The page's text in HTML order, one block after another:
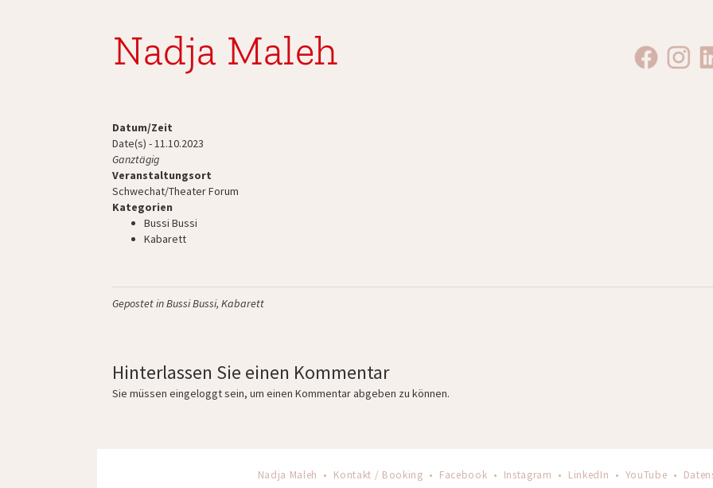
Nadja Maleh
Datum/Zeit
Date(s) - 11.10.2023
Ganztägig
Veranstaltungsort
Schwechat/Theater Forum
Kategorien
Bussi Bussi
Kabarett
Gepostet inBussi Bussi, Kabarett
Hinterlassen Sie einen Kommentar
Sie müssen eingeloggtsein, um einen Kommentar abgeben zu können.
Nadja Maleh • Kontakt / Booking • Facebook • Instagram • LinkedIn • YouTube •